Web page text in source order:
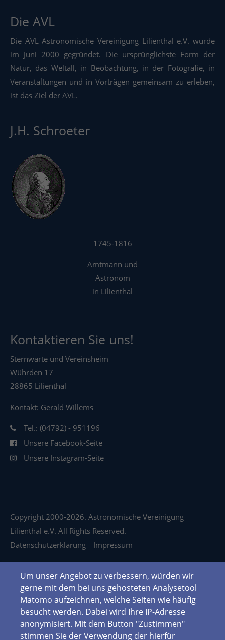
Die AVL
Die AVL Astronomische Vereinigung Lilienthal e.V. wurde
im Juni 2000 gegründet. Die ursprünglichste Form der
Natur, das Weltall, in Beobachtung, in der Fotografie, in
Veranstaltungen und in Vorträgen gemeinsam zu erleben,
ist das Ziel der AVL.
J.H. Schroeter
1745-1816
Amtmann und
Astronom
in Lilienthal
Kontaktieren Sie uns!
Sternwarte und Vereinsheim
Wührden 17
28865 Lilienthal
Kontakt: Gerald Willems
Tel.: (04792) - 951196
Unsere Facebook-Seite
Unsere Instagram-Seite
Copyright 2000-2026. Astronomische Vereinigung
Lilienthal e.V. All Rights Reserved.
Datenschutzerklärung
Impressum
Um unser Angebot zu verbessern, würden wir
gerne mit dem bei uns gehosteten Analysetool
Matomo aufzeichnen, welche Seiten wie häufig
besucht werden. Dabei wird Ihre IP-Adresse
anonymisiert. Mit dem Button "Zustimmen"
stimmen Sie der Verwendung der hierfür